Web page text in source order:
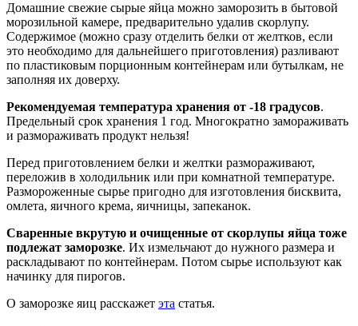
Домашние свежие сырые яйца можно заморозить в бытовой
морозильной камере, предварительно удалив скорлупу.
Содержимое (можно сразу отделить белки от желтков, если
это необходимо для дальнейшего приготовления) разливают
по пластиковым порционным контейнерам или бутылкам, не
заполняя их доверху.
Рекомендуемая температура хранения от -18 градусов.
Предельный срок хранения 1 год. Многократно замораживать
и размораживать продукт нельзя!
Перед приготовлением белки и желтки размораживают,
переложив в холодильник или при комнатной температуре.
Размороженные сырье пригодно для изготовления бисквита,
омлета, яичного крема, яичницы, запеканок.
Сваренные вкрутую и очищенные от скорлупы яйца тоже
подлежат заморозке. Их измельчают до нужного размера и
раскладывают по контейнерам. Потом сырье используют как
начинку для пирогов.
О заморозке яиц расскажет эта статья.